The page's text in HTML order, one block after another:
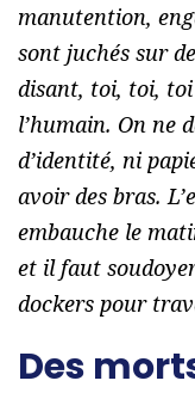
manutention,
sont juchés sur
disant, toi, toi, toi
l’humain. On ne
d’identité, ni
avoir des bras.
embauche le
et il faut
dockers pour
Des